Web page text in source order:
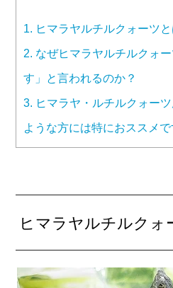
1. ヒマラヤルチルクォーツと
2. なぜヒマラヤルチルクォ
す」と言われるのか？
3. ヒマラヤ・ルチルクォー
ような方には特におススメで
ヒマラヤルチルクォ